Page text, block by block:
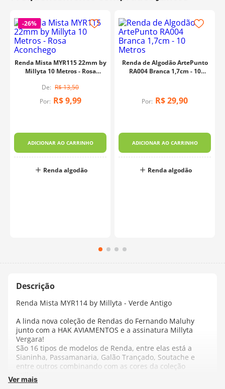
-26%
Renda Mista MYR115 22mm by
Millyta 10 Metros - Rosa
R$13,50
Por: R$ 9,99
ADICIONAR AO CARRINHO
Renda algodão
Renda de Algodão ArtePunto
RA004 Branca 1,7cm - 10
Por: R$29,90
ADICIONAR AO CARRINHO
Renda algodão
Renda Mista MYR114 by Millyta - Verde Antigo
A linda nova coleção de Rendas do Fernando Maluhy
junto com a HAK AVIAMENTOS e a assinatura Millyta
Vergara!
São 16 tipos de modelos de Renda, entre elas está a
Sianinha, Passamanaria, Galão Trançado, Soutache e
entre outros combinando com as cores da coleção
Millyta!
Ver mais